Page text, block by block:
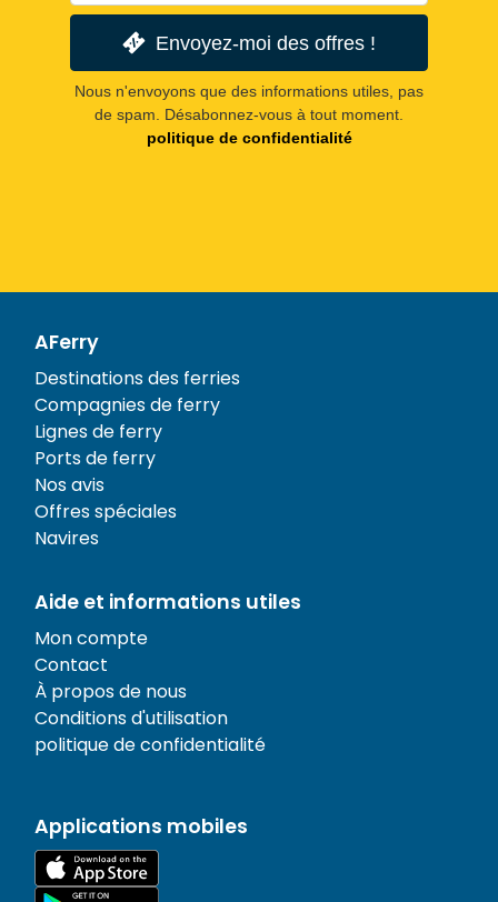
Envoyez-moi des offres !
Nous n'envoyons que des informations utiles, pas
de spam. Désabonnez-vous à tout moment.
politique de confidentialité
AFerry
Destinations des ferries
Compagnies de ferry
Lignes de ferry
Ports de ferry
Nos avis
Offres spéciales
Navires
Aide et informations utiles
Mon compte
Contact
À propos de nous
Conditions d'utilisation
politique de confidentialité
Applications mobiles